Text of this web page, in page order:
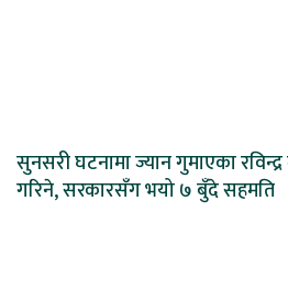
सुनसरी घटनामा ज्यान गुमाएका
गरिने, सरकारसँग भयो ७ बुँदे सहमति